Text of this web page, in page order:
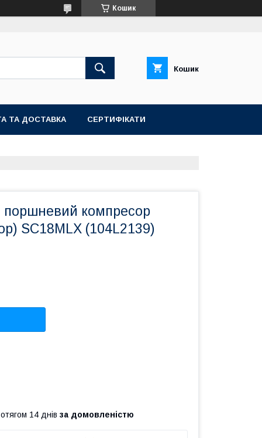
Кошик
Кошик
ТА ДОСТАВКА СЕРТИФІКАТИ
поршневий компресор
SC18MLX (104L2139)
14 днів за домовленістю